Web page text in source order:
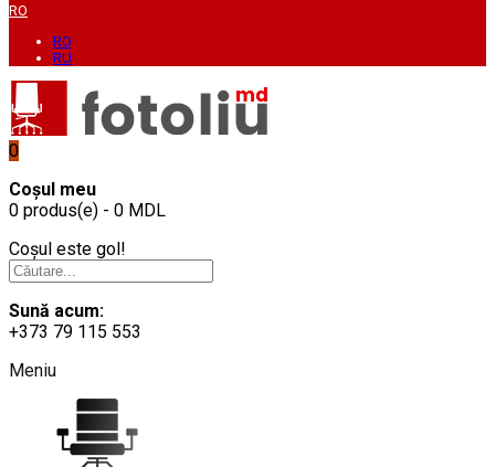
RO
RO
RU
0
Coșul meu
0 produs(e) - 0 MDL
Coșul este gol!
Sună acum:
+373 79 115 553
Meniu